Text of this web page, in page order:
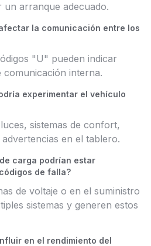
arranque adecuado.
la comunicación entre los
"U" pueden indicar
comunicación interna.
experimentar el vehículo
sistemas de confort,
en el tablero.
carga podrían estar
de falla?
de voltaje o en el suministro
sistemas y generen estos
en el rendimiento del